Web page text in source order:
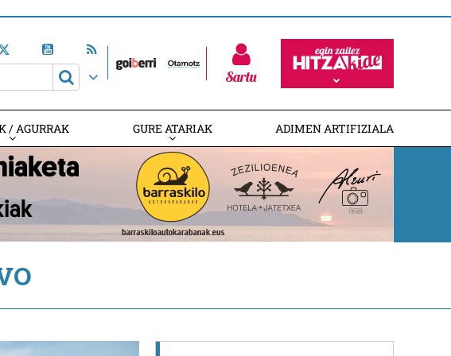
Sartu
/ AGURRAK GURE ATARIAK ADIMEN ARTIFIZIALA